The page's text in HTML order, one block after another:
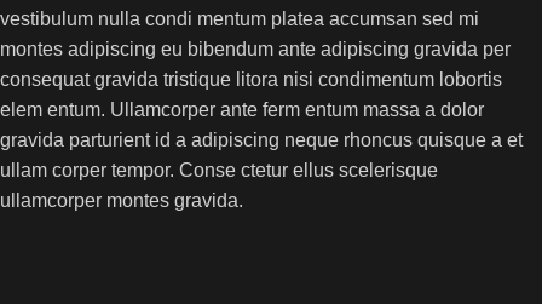
vestibulum nulla condi mentum platea accumsan sed mi
montes adipiscing eu bibendum ante adipiscing gravida per
consequat gravida tristique litora nisi condimentum lobortis
elem entum. Ullamcorper ante ferm entum massa a dolor
gravida parturient id a adipiscing neque rhoncus quisque a et
ullam corper tempor. Conse ctetur ellus scelerisque
ullamcorper montes gravida.